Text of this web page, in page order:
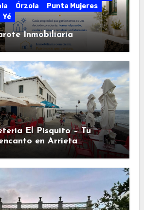
Órzola
Punta Mujeres
Yé
Inmobiliaria
El Pisquito – Tu
en Arrieta